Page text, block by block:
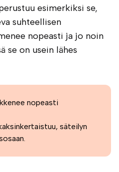
esimerkiksi se,
suhteellisen
nopeasti ja jo noin
se on usein lähes
nopeasti
säteilyn